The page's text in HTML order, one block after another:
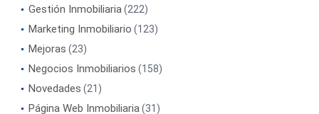
Gestión Inmobiliaria(222)
Marketing Inmobiliario (123)
Mejoras (23)
Negocios Inmobiliarios (158)
Novedades (21)
Página Web Inmobiliaria(31)